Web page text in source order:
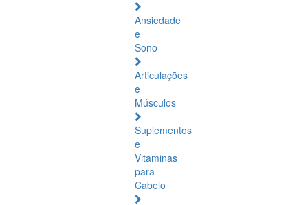
Ansiedade
e
Sono
Articulações
e
Músculos
Suplementos
e
Vitaminas
para
Cabelo